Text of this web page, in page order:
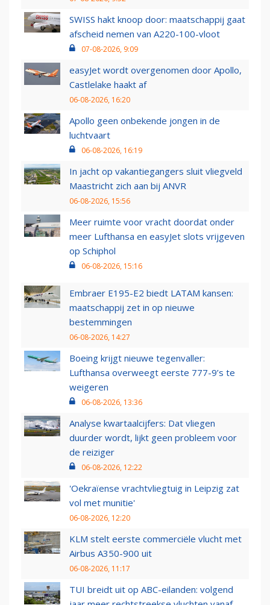
SWISS hakt knoop door: maatschappij gaat
afscheid nemen van A220-100-vloot
07-08-2026, 9:09
easyJet wordt overgenomen door Apollo,
Castlelake haakt af
06-08-2026, 16:20
Apollo geen onbekende jongen in de
luchtvaart
06-08-2026, 16:19
In jacht op vakantiegangers sluit vliegveld
Maastricht zich aan bij ANVR
06-08-2026, 15:56
Meer ruimte voor vracht doordat onder
meer Lufthansa en easyJet slots vrijgeven
op Schiphol
06-08-2026, 15:16
Embraer E195-E2 biedt LATAM kansen:
maatschappij zet in op nieuwe
bestemmingen
06-08-2026, 14:27
Boeing krijgt nieuwe tegenvaller:
Lufthansa overweegt eerste 777-9’s te
weigeren
06-08-2026, 13:36
Analyse kwartaalcijfers: Dat vliegen
duurder wordt, lijkt geen probleem voor
de reiziger
06-08-2026, 12:22
'Oekraïense vrachtvliegtuig in Leipzig zat
vol met munitie'
06-08-2026, 12:20
KLM stelt eerste commerciële vlucht met
Airbus A350-900 uit
06-08-2026, 11:17
TUI breidt uit op ABC-eilanden: volgend